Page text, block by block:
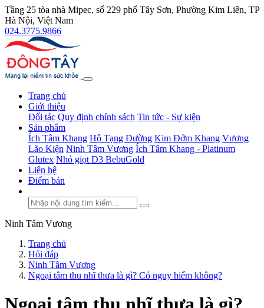
Tầng 25 tòa nhà Mipec, số 229 phố Tây Sơn, Phường Kim Liên, TP
Hà Nội, Việt Nam
024.3775.9866
Trang chủ
Giới thiệu
Đối tác Quy định chính sách Tin tức - Sự kiện
Sản phẩm
Ích Tâm Khang Hộ Tạng Đường Kim Đởm Khang Vương
Lão Kiện Ninh Tâm Vương Ích Tâm Khang - Platinum
Glutex Nhỏ giọt D3 BebuGold
Liên hệ
Điểm bán
Ninh Tâm Vương
Trang chủ
Hỏi đáp
Ninh Tâm Vương
Ngoại tâm thu nhĩ thưa là gì? Có nguy hiểm không?